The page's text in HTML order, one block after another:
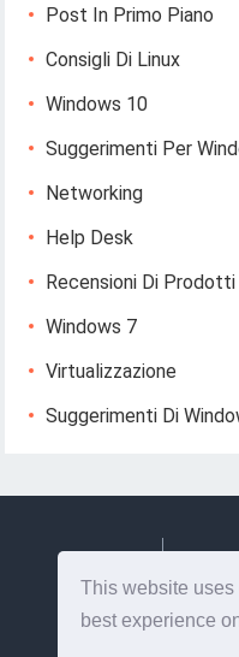
This website uses
best experience
Post In Primo Piano
Consigli Di Linux
Windows 10
Suggerimenti Per
Networking
Help Desk
Recensioni Di Prodotti
Windows 7
Virtualizzazione
Suggerimenti Di